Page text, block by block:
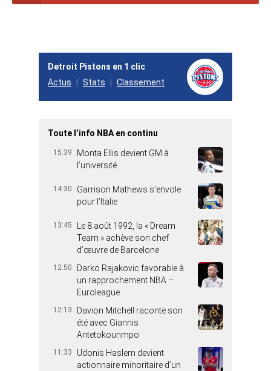
Detroit Pistons en 1 clic
Actus
Stats Classement
Toute l’info NBA en continu
15:39
Monta Ellis devient GM à
l’université
14:30
Garrison Mathews s’envole
pour l’Italie
13:45
Le 8 août 1992, la « Dream
Team » achève son chef
d’œuvre de Barcelone
12:50
Darko Rajakovic favorable à
un rapprochement NBA –
Euroleague
12:13
Davion Mitchell raconte son
été avec Giannis
Antetokounmpo
11:33
Udonis Haslem devient
actionnaire minoritaire d’un